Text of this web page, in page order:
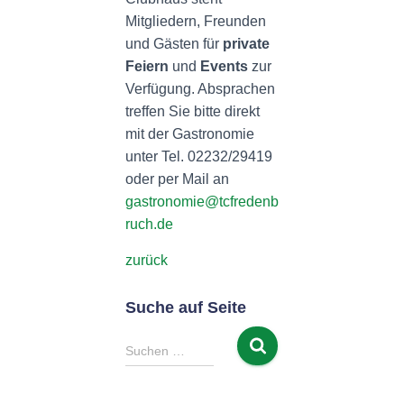
Mitgliedern, Freunden
und Gästen für private
Feiern und Events zur
Verfügung. Absprachen
treffen Sie bitte direkt
mit der Gastronomie
unter Tel. 02232/29419
oder per Mail an
gastronomie@tcfredenb
ruch.de
zurück
Suche auf Seite
S
u
Suchen …